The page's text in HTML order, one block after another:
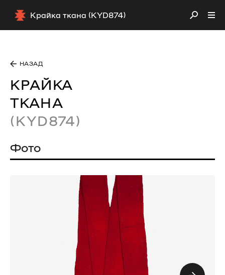
Крайка ткана (KYD874)
НАЗАД
КРАЙКА
ТКАНА
(KYD874)
Фото